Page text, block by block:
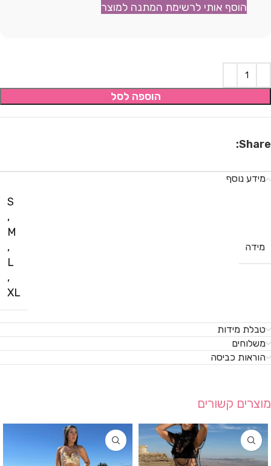
הוסף אותי לרשימת המתנה למוצר
הוספה לסל
Share:
מידע נוסף
מידה
S
,
M
,
L
,
XL
טבלת מידות
משלוחים
הוראות כביסה
מוצרים קשורים